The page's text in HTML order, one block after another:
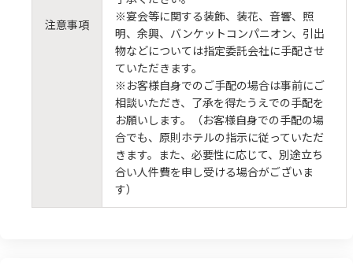
注意事項
※宴会等に関する装飾、装花、音響、照
明、余興、バンケットコンパニオン、引出
物などについては指定委託会社に手配させ
ていただきます。
※お客様自身でのご手配の場合は事前にご
相談いただき、了承を得たうえでの手配を
お願いします。（お客様自身での手配の場
合でも、原則ホテルの指示に従っていただ
きます。また、必要性に応じて、別途立ち
合い人件費を申し受ける場合がございま
す）